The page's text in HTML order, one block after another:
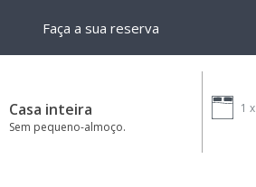
Faça a sua reserva
Casa inteira
Sem pequeno-almoço.
1 x